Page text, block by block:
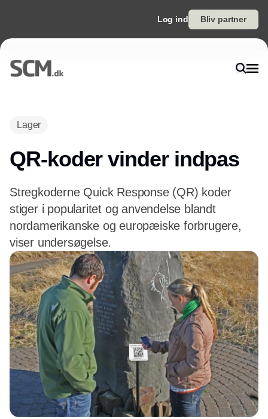
Log ind Bliv partner
Lager
QR-koder vinder indpas
Stregkoderne Quick Response (QR) koder
stiger i popularitet og anvendelse blandt
nordamerikanske og europæiske forbrugere,
viser undersøgelse.